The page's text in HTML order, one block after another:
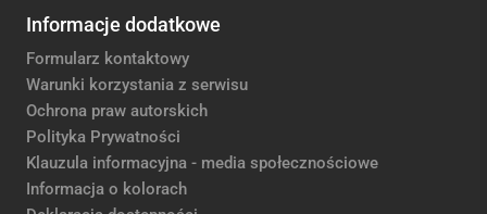
Informacje dodatkowe
Formularz kontaktowy
Warunki korzystania z serwisu
Ochrona praw autorskich
Polityka Prywatności
Klauzula informacyjna - media społecznościowe
Informacja o kolorach